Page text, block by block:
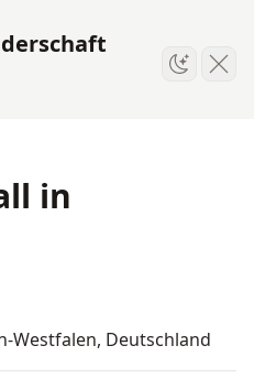
in
Westfalen, Deutschland